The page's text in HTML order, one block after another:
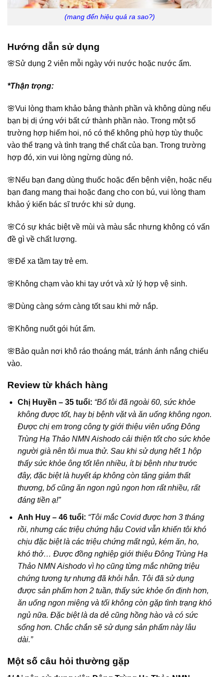
(mang đến hiệu quả ra sao?)
Hướng dẫn sử dụng
🌸Sử dụng 2 viên mỗi ngày với nước hoặc nước ấm.
*Thận trọng:
🌸Vui lòng tham khảo bảng thành phần và không dùng nếu
bạn bị dị ứng với bất cứ thành phần nào. Trong một số
trường hợp hiếm hoi, nó có thể không phù hợp tùy thuộc
vào thể trạng và tình trạng thể chất của bạn. Trong trường
hợp đó, xin vui lòng ngừng dùng nó.
🌸Nếu bạn đang dùng thuốc hoặc đến bệnh viện, hoặc nếu
bạn đang mang thai hoặc đang cho con bú, vui lòng tham
khảo ý kiến bác sĩ trước khi sử dụng.
🌸Có sự khác biệt về mùi và màu sắc nhưng không có vấn
đề gì về chất lượng.
🌸Để xa tầm tay trẻ em.
🌸Không chạm vào khi tay ướt và xử lý hợp vệ sinh.
🌸Dùng càng sớm càng tốt sau khi mở nắp.
🌸Không nuốt gói hút ẩm.
🌸Bảo quản nơi khô ráo thoáng mát, tránh ánh nắng chiếu
vào.
Review từ khách hàng
Chị Huyền – 35 tuổi: “Bố tôi đã ngoài 60, sức khỏe
không được tốt, hay bị bệnh vặt và ăn uống không ngon.
Được chị em trong công ty giới thiệu viên uống Đông
Trùng Hạ Thảo NMN Aishodo cải thiện tốt cho sức khỏe
người già nên tôi mua thử. Sau khi sử dụng hết 1 hộp
thấy sức khỏe ông tốt lên nhiều, ít bị bệnh như trước
đây, đặc biệt là huyết áp không còn tăng giảm thất
thương, bố cũng ăn ngon ngủ ngon hơn rất nhiều, rất
đáng tiền ạ!”
Anh Huy – 46 tuổi: “Tôi mắc Covid được hơn 3 tháng
rồi, nhưng các triệu chứng hậu Covid vẫn khiến tôi khó
chịu đặc biệt là các triệu chứng mất ngủ, kém ăn, ho,
khó thở… Được đồng nghiệp giới thiệu Đông Trùng Hạ
Thảo NMN Aishodo vì họ cũng từng mắc những triệu
chứng tương tự nhưng đã khỏi hẳn. Tôi đã sử dụng
được sản phẩm hơn 2 tuần, thấy sức khỏe ổn định hơn,
ăn uống ngon miệng và tối không còn gặp tình trạng khó
ngủ nữa. Đặc biệt là da dẻ cũng hồng hào và có sức
sống hơn. Chắc chắn sẽ sử dụng sản phẩm này lâu
dài.”
Một số câu hỏi thường gặp